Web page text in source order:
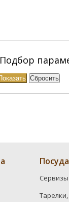
Подбор
Посуда
Сервизы